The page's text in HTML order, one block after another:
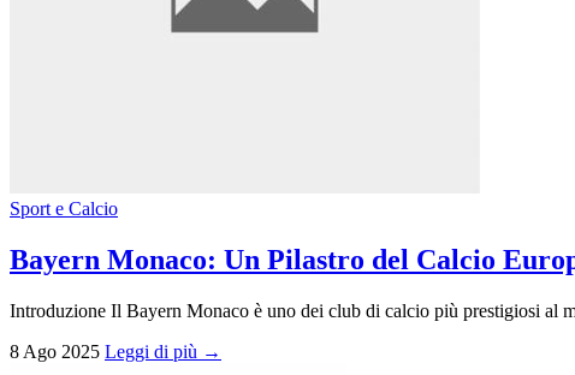
Sport e Calcio
Bayern Monaco: Un Pilastro del Calcio
Introduzione Il Bayern Monaco è uno dei club di calcio più prestigiosi al
8 Ago 2025 Leggi di più →